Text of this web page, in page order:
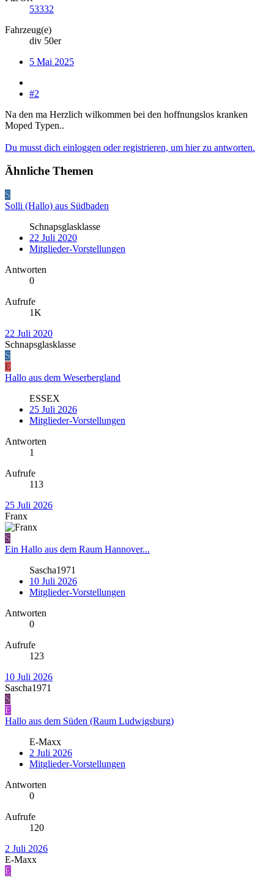
53332
Fahrzeug(e)
div 50er
5 Mai 2025
#2
Na den ma Herzlich wilkommen bei den hoffnungslos kranken
Moped Typen..
Du musst dich einloggen oder registrieren, um hier zu antworten.
Ähnliche Themen
S
Solli (Hallo) aus Südbaden
Schnapsglasklasse
22 Juli 2020
Mitglieder-Vorstellungen
Antworten
0
Aufrufe
1K
22 Juli 2020
Schnapsglasklasse
S
E
Hallo aus dem Weserbergland
ESSEX
25 Juli 2026
Mitglieder-Vorstellungen
Antworten
1
Aufrufe
113
25 Juli 2026
Franx
S
Ein Hallo aus dem Raum Hannover...
Sascha1971
10 Juli 2026
Mitglieder-Vorstellungen
Antworten
0
Aufrufe
123
10 Juli 2026
Sascha1971
S
E
Hallo aus dem Süden (Raum Ludwigsburg)
E-Maxx
2 Juli 2026
Mitglieder-Vorstellungen
Antworten
0
Aufrufe
120
2 Juli 2026
E-Maxx
E